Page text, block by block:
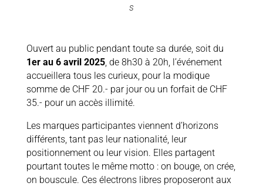
s
Ouvert au public pendant toute sa durée, soit du
1er au 6 avril 2025, de 8h30 à 20h, l’événement
accueillera tous les curieux, pour la modique
somme de CHF 20.- par jour ou un forfait de CHF
35.- pour un accès illimité.
Les marques participantes viennent d’horizons
différents, tant pas leur nationalité, leur
positionnement ou leur vision. Elles partagent
pourtant toutes le même motto : on bouge, on crée,
on bouscule. Ces électrons libres proposeront aux